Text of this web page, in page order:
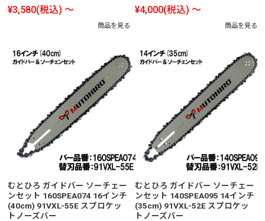
¥3,580(税込) ～
商品を見る
¥4,000(税込) ～
商品を見る
むとひろ ガイドバー ソーチェー
ンセット 160SPEA074 16インチ
(40cm) 91VXL-55E スプロケッ
トノーズバー
むとひろ ガイドバー ソーチェー
ンセット 140SPEA095 14インチ
(35cm) 91VXL-52E スプロケッ
トノーズバー